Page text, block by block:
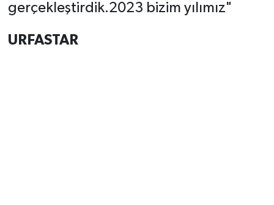
gerçekleştirdik.2023 bizim yılımız"
URFASTAR